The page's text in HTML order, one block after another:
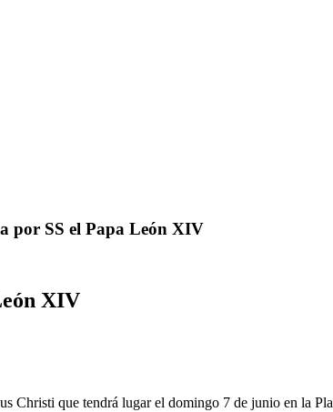
por SS el Papa León XIV
XIV
Christi que tendrá lugar el domingo 7 de junio en la